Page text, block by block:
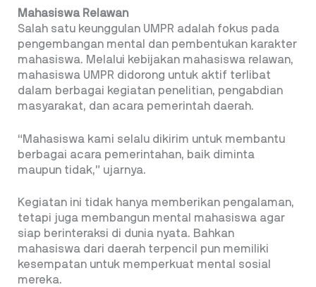
Mahasiswa Relawan
Salah satu keunggulan UMPR adalah fokus pada
pengembangan mental dan pembentukan karakter
mahasiswa. Melalui kebijakan mahasiswa relawan,
mahasiswa UMPR didorong untuk aktif terlibat
dalam berbagai kegiatan penelitian, pengabdian
masyarakat, dan acara pemerintah daerah.
“Mahasiswa kami selalu dikirim untuk membantu
berbagai acara pemerintahan, baik diminta
maupun tidak,” ujarnya.
Kegiatan ini tidak hanya memberikan pengalaman,
tetapi juga membangun mental mahasiswa agar
siap berinteraksi di dunia nyata. Bahkan
mahasiswa dari daerah terpencil pun memiliki
kesempatan untuk memperkuat mental sosial
mereka.